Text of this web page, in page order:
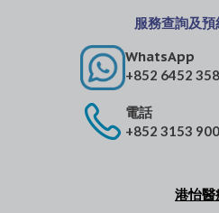
服務查詢及預
WhatsApp
+852 6452
電話
+852 3153
港怡醫